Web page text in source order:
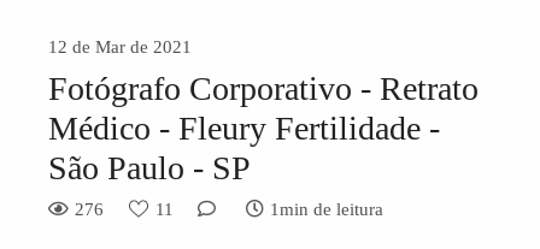
12 de Mar de 2021
Fotógrafo Corporativo - Retrato
Médico - Fleury Fertilidade -
São Paulo - SP
276 11 1min de leitura